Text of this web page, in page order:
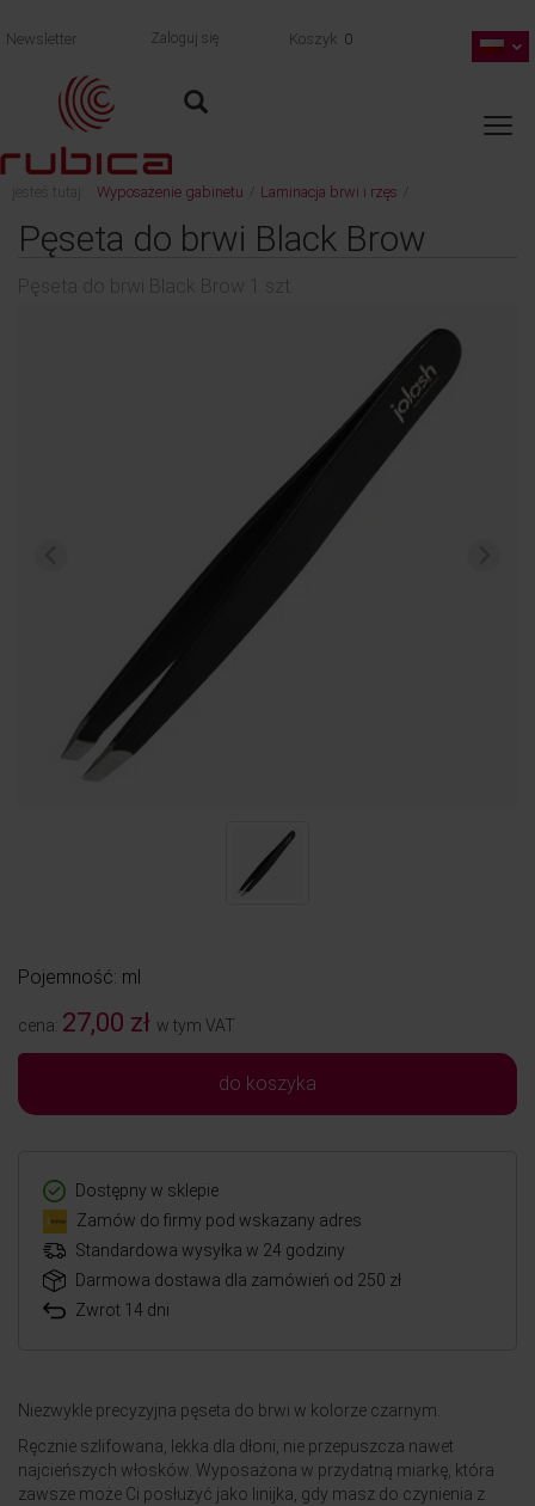
Newsletter Zaloguj się Koszyk 0
jesteś tutaj: Wyposażenie gabinetu Laminacja brwi i rzęs
Pęseta do brwi Black Brow 1 szt.
Pęseta do brwi Black Brow
Pęseta do brwi Black Brow 1 szt.
Pojemność: ml
cena: 27,00 zł w tym VAT
do koszyka
Dostępny w sklepie
Zamów do firmy pod wskazany adres
Standardowa wysyłka w 24 godziny
Darmowa dostawa dla zamówień od 250 zł
Zwrot 14 dni
Niezwykle precyzyjna pęseta do brwi w kolorze czarnym.
Ręcznie szlifowana, lekka dla dłoni, nie przepuszcza nawet
najcieńszych włosków. Wyposażona w przydatną miarkę, która
zawsze może Ci posłużyć jako linijka, gdy masz do czynienia z